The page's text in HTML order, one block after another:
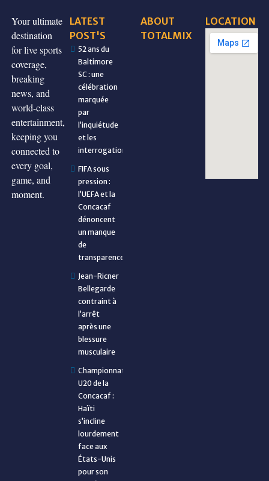
Your ultimate
destination
for live sports
coverage,
breaking
news, and
world-class
entertainment,
keeping you
connected to
every goal,
game, and
moment.
LATEST
POST'S
52 ans du
Baltimore
SC : une
célébration
marquée
par
l’inquiétude
et les
interrogations
FIFA sous
pression :
l’UEFA et la
Concacaf
dénoncent
un manque
de
transparence
Jean-Ricner
Bellegarde
contraint à
l’arrêt
après une
blessure
musculaire
Championnat
U20 de la
Concacaf :
Haïti
s’incline
lourdement
face aux
États-Unis
pour son
ABOUT
TOTALMIX
LOCATION